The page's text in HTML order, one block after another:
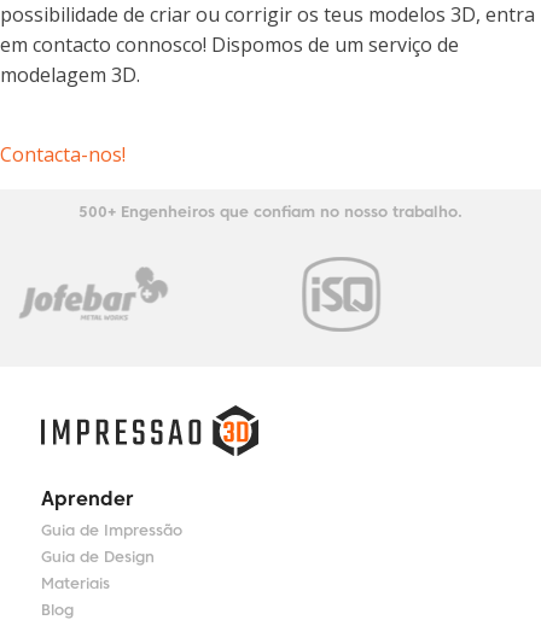
possibilidade de criar ou corrigir os teus modelos 3D, entra
em contacto connosco! Dispomos de um serviço de
modelagem 3D.
Contacta-nos!
500+ Engenheiros que confiam no nosso trabalho.
Aprender
Guia de Impressão
Guia de Design
Materiais
Blog